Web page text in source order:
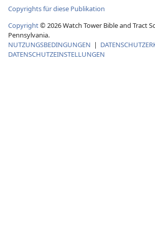
Copyrights für diese Publikation
Copyright© 2026Watch Tower Bible and Tract
Pennsylvania.
NUTZUNGSBEDINGUNGEN |
DATENSCHUTZEINSTELLUNGEN